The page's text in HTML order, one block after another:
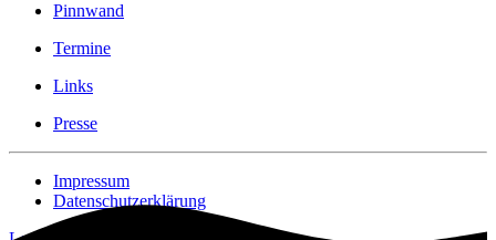
Pinnwand
Termine
Links
Presse
Impressum
Datenschutzerklärung